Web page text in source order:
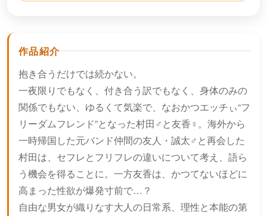
作品紹介
抱き合うだけでは続かない。
一夜限りでもなく、付き合う訳でもなく、身体のみの
関係でもない、ゆるくて気楽で、なおかつエッチぃ“フ
リーダムフレンド”となった村田♂と友香♀。海外から
一時帰国した元バンド仲間の友人・誠太♂と再会した
村田は、セフレとフリフレの違いについて考え、語ら
う機会を得ることに。一方友香は、かつてないほどに
高まった性欲が爆発寸前で…？
自由な男女が織りなす大人の日常系、理性と本能の第